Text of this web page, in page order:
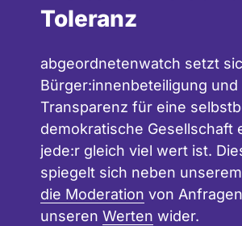
Toleranz
abgeordnetenwatch setzt
Bürger:innenbeteiligung und
Transparenz für eine
demokratische Gesellschaft
jede:r gleich viel wert ist.
spiegelt sich neben unserem
die Moderation von
unseren Werten wider.